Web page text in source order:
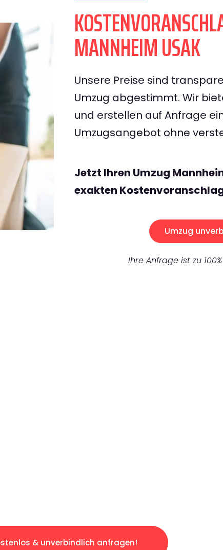
MANNHEIM USAK
Unsere Preise sind
Umzug abgestimmt. Wir
und erstellen auf Anfrage
Umzugsangebot ohne
Jetzt Ihren Umzug
exakten
Umzug
Ihre Anfrage ist zu
& unverbindlich anfragen!